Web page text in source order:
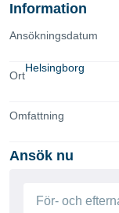
Information
Ansökningsdatum
Ort
Helsingborg
Omfattning
Ansök nu